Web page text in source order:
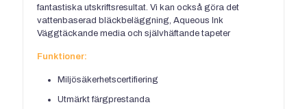
fantastiska utskriftsresultat. Vi kan också göra det
vattenbaserad bläckbeläggning, Aqueous Ink
Väggtäckande media och självhäftande tapeter
Funktioner:
Miljösäkerhetscertifiering
Utmärkt färgprestanda